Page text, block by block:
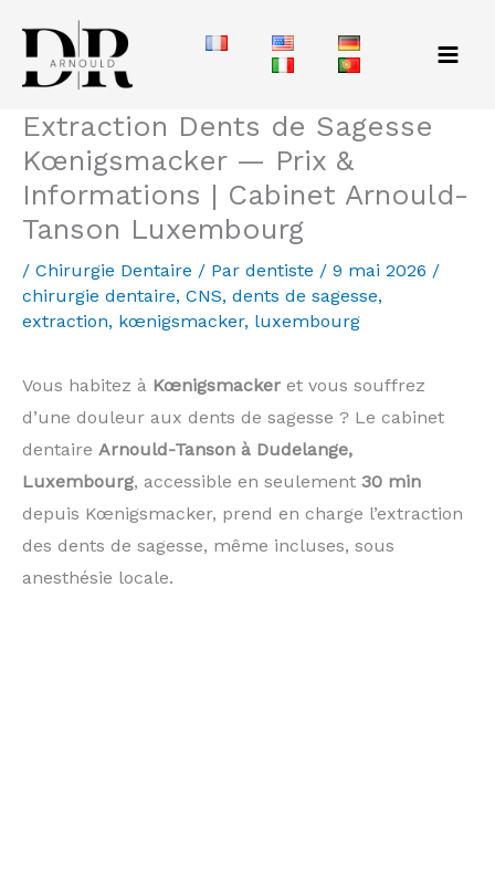
contenu
Extraction Dents de Sagesse
Kœnigsmacker — Prix &
Informations | Cabinet Arnould-
Tanson Luxembourg
/ Chirurgie Dentaire / Par dentiste / 9 mai 2026 /
chirurgie dentaire, CNS, dents de sagesse,
extraction, kœnigsmacker, luxembourg
Vous habitez à Kœnigsmacker et vous souffrez
d’une douleur aux dents de sagesse ? Le cabinet
dentaire Arnould-Tanson à Dudelange,
Luxembourg, accessible en seulement 30 min
depuis Kœnigsmacker, prend en charge l’extraction
des dents de sagesse, même incluses, sous
anesthésie locale.